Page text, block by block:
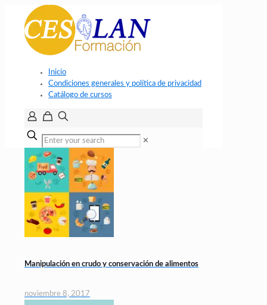
Inicio
Condiciones generales y política de privacidad
Catálogo de cursos
✕
Manipulación en crudo y conservación de alimentos
noviembre 8, 2017